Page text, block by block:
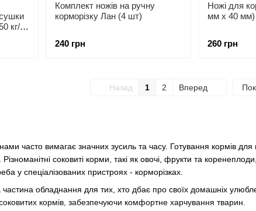
часто вимагає значних зусиль та часу. Готування кормів
соковиті корми, такі як овочі, фрукти та
у спеціалізованих пристроях - корморізках.
обладнання для тих, хто дбає про своїх домашніх
кормів, забезпечуючи комфортне харчування тварин.
кг/
Комплект ножів на ручну
корморізку Лан (4 шт)
240 грн
Ножі для
мм х 40 мм)
260 грн
Назад 1 2 Вперед